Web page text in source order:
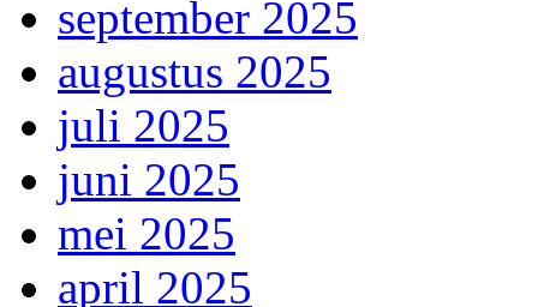
september 2025
augustus 2025
juli 2025
juni 2025
mei 2025
april 2025